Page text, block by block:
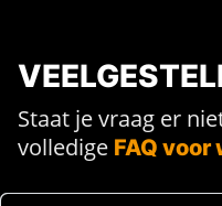
Staat je vraag er
volledige FAQ